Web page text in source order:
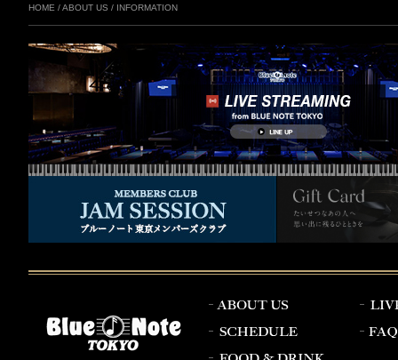
HOME /ABOUT US / INFORMATION